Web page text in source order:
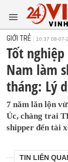
GIỚI TRẺ 10:37 08-07-
Tốt
Nam làm
tháng: Lý
7 năm lăn lộn
Úc, chàng trai
shipper đến tài
TIN LIÊN